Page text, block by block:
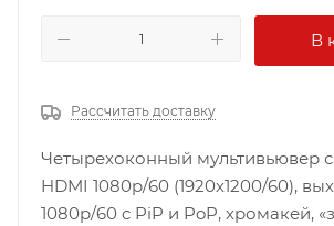
В
Рассчитать доставку
Четырехоконный мультивьювер
HDMI 1080p/60 (1920х1200/60),
1080p/60 c PiP и PoP, хромакей,